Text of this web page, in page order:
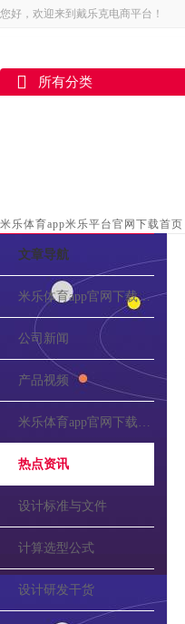
您好，欢迎来到戴乐克电商平台！
所有分类
米乐体育app米乐平台官网下载首页
文章导航
米乐体育app官网下载的介绍
公司新闻
产品视频
米乐体育app官网下载的公告
热点资讯
设计标准与文件
计算选型公式
设计研发干货